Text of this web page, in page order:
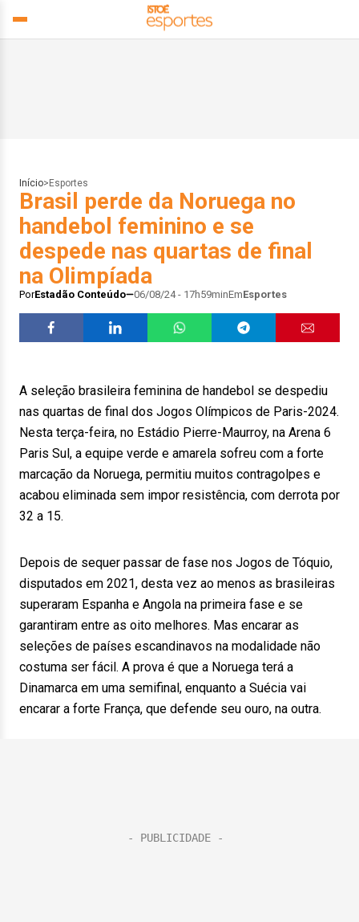
Início> Esportes
Brasil perde da Noruega no
handebol feminino e se
despede nas quartas de final
na Olimpíada
PorEstadão Conteúdo 06/08/24 - 17h59minEmEsportes
A seleção brasileira feminina de handebol se despediu
nas quartas de final dos Jogos Olímpicos de Paris-2024.
Nesta terça-feira, no Estádio Pierre-Maurroy, na Arena 6
Paris Sul, a equipe verde e amarela sofreu com a forte
marcação da Noruega, permitiu muitos contragolpes e
acabou eliminada sem impor resistência, com derrota por
32 a 15.
Depois de sequer passar de fase nos Jogos de Tóquio,
disputados em 2021, desta vez ao menos as brasileiras
superaram Espanha e Angola na primeira fase e se
garantiram entre as oito melhores. Mas encarar as
seleções de países escandinavos na modalidade não
costuma ser fácil. A prova é que a Noruega terá a
Dinamarca em uma semifinal, enquanto a Suécia vai
encarar a forte França, que defende seu ouro, na outra.